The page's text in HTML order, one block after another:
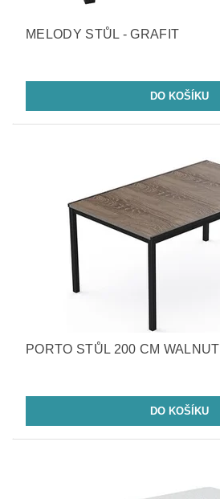
MELODY STŮL - GRAFIT
PORTO STŮL 200 CM WALNUT